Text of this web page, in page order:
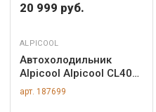
20 999 руб.
ALPICOOL
Автохолодильник
Alpicool Alpicool CL40
(12/24) арт. ZN-187699
арт. 187699